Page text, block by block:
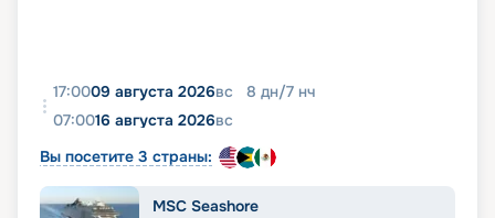
17:0009 августа 2026вс 8 дн/7 нч
07:0016 августа 2026вс
Вы посетите 3 страны:
MSC Seashore